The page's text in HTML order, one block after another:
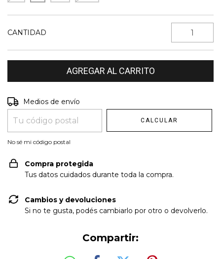
CANTIDAD
Entregas para el CP:
Medios de envío
CALCULAR
No sé mi código postal
Compra protegida
Tus datos cuidados durante toda la compra.
Cambios y devoluciones
Si no te gusta, podés cambiarlo por otro o devolverlo.
Compartir: